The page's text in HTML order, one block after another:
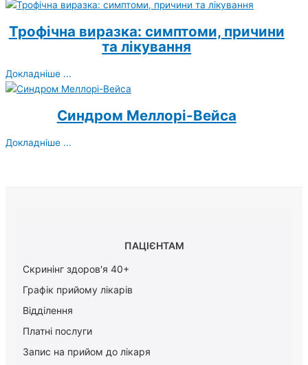
Трофічна виразка: симптоми, причини
та лікування
Докладніше ...
Синдром Меллорі-Вейса
Докладніше ...
ПАЦІЄНТАМ
Скринінг здоров'я 40+
Графік прийому лікарів
Відділення
Платні послуги
Запис на прийом до лікаря